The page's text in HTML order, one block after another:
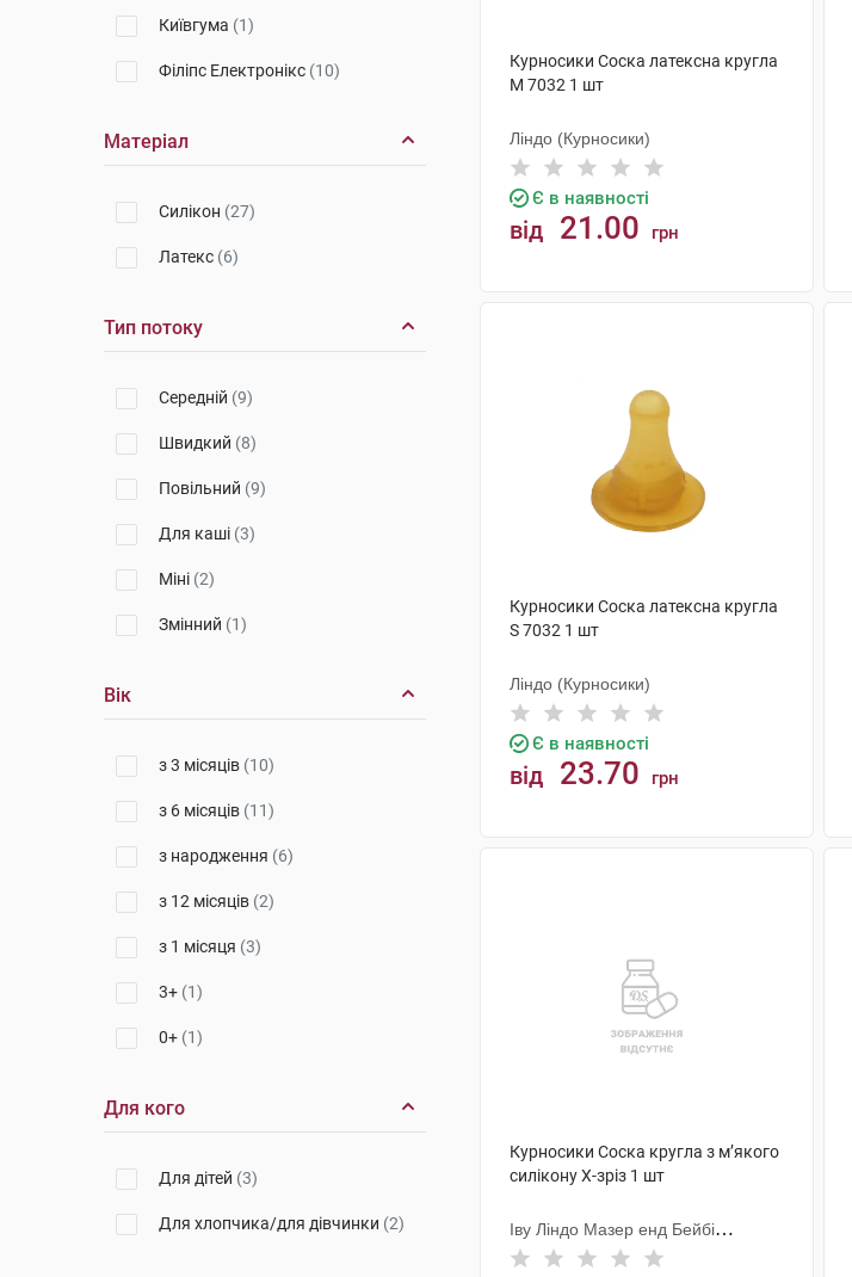
Київгума (1)
Філіпс Електронікс (10)
Матеріал
Cилікон (27)
Латекс (6)
Тип потоку
Середній (9)
Швидкий (8)
Повільний (9)
Для каші (3)
Міні (2)
Змінний (1)
Вік
з 3 місяців (10)
з 6 місяців (11)
з народження (6)
з 12 місяців (2)
з 1 місяця (3)
3+ (1)
0+ (1)
Для кого
Для дітей (3)
Для хлопчика/для дівчинки (2)
Курносики Соска латексна кругла
M 7032 1 шт
Ліндо (Курносики)
Є в наявності
від 21.00 грн
Курносики Соска латексна кругла
S 7032 1 шт
Ліндо (Курносики)
Є в наявності
від 23.70 грн
Курносики Соска кругла з м’якого
силікону X-зріз 1 шт
Іву Ліндо Мазер енд Бейбі
Продактс